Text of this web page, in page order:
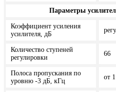
Параметры
Коэффициент усиления
усилителя, дБ
Количество ступеней
регулировки
66
Полоса пропускания по
уровню -3 дБ, кГц
от